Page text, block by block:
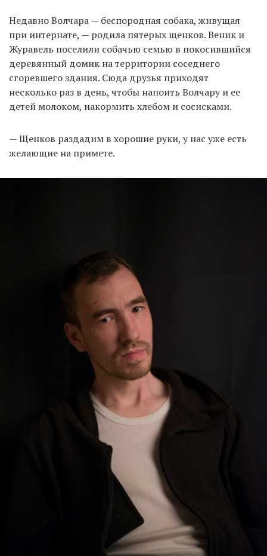
Недавно Волчара — беспородная собака, живущая
при интернате, — родила пятерых щенков. Веник и
Журавель поселили собачью семью в покосившийся
деревянный домик на территории соседнего
сгоревшего здания. Сюда друзья приходят
несколько раз в день, чтобы напоить Волчару и ее
детей молоком, накормить хлебом и сосисками.
— Щенков раздадим в хорошие руки, у нас уже есть
желающие на примете.